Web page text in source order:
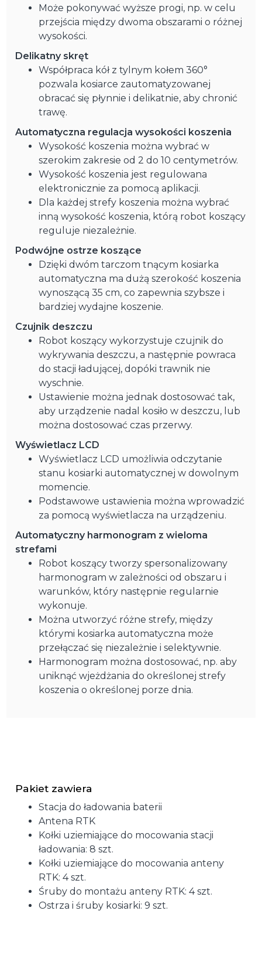
Może pokonywać wyższe progi, np. w celu
przejścia między dwoma obszarami o różnej
wysokości.
Delikatny skręt
Współpraca kół z tylnym kołem 360°
pozwala kosiarce zautomatyzowanej
obracać się płynnie i delikatnie, aby chronić
trawę.
Automatyczna regulacja wysokości koszenia
Wysokość koszenia można wybrać w
szerokim zakresie od 2 do 10 centymetrów.
Wysokość koszenia jest regulowana
elektronicznie za pomocą aplikacji.
Dla każdej strefy koszenia można wybrać
inną wysokość koszenia, którą robot koszący
reguluje niezależnie.
Podwójne ostrze koszące
Dzięki dwóm tarczom tnącym kosiarka
automatyczna ma dużą szerokość koszenia
wynoszącą 35 cm, co zapewnia szybsze i
bardziej wydajne koszenie.
Czujnik deszczu
Robot koszący wykorzystuje czujnik do
wykrywania deszczu, a następnie powraca
do stacji ładującej, dopóki trawnik nie
wyschnie.
Ustawienie można jednak dostosować tak,
aby urządzenie nadal kosiło w deszczu, lub
można dostosować czas przerwy.
Wyświetlacz LCD
Wyświetlacz LCD umożliwia odczytanie
stanu kosiarki automatycznej w dowolnym
momencie.
Podstawowe ustawienia można wprowadzić
za pomocą wyświetlacza na urządzeniu.
Automatyczny harmonogram z wieloma
strefami
Robot koszący tworzy spersonalizowany
harmonogram w zależności od obszaru i
warunków, który następnie regularnie
wykonuje.
Można utworzyć różne strefy, między
którymi kosiarka automatyczna może
przełączać się niezależnie i selektywnie.
Harmonogram można dostosować, np. aby
uniknąć wjeżdżania do określonej strefy
koszenia o określonej porze dnia.
Pakiet zawiera
Stacja do ładowania baterii
Antena RTK
Kołki uziemiające do mocowania stacji
ładowania: 8 szt.
Kołki uziemiające do mocowania anteny
RTK: 4 szt.
Śruby do montażu anteny RTK: 4 szt.
Ostrza i śruby kosiarki: 9 szt.